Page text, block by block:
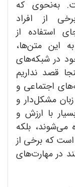
به‌نحوی که
از افراد
استفاده از
این متن‌ها،
در شبکه‌های
قصد نداریم
اجتماعی و
مشکل‌دار و
با ارزش و
می‌شوند، بلکه
که برخی از
در مهارت‌های